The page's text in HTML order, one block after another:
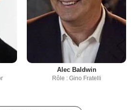
Alec Baldwin
Rôle : Gino Fratelli